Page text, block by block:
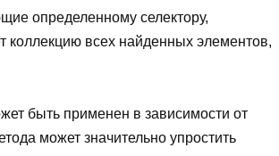
определенному селектору,
коллекцию всех найденных элементов,
быть применен в зависимости от
может значительно упростить